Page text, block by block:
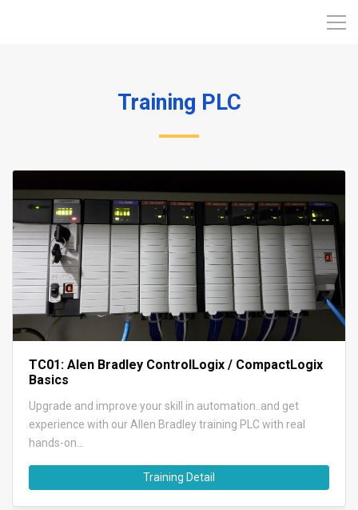
Training PLC
TC01: Alen Bradley ControlLogix / CompactLogix
Basics
Upgrade and improve your skill in automation..and get
experience with our Allen Bradley training PLC with real
hands-on...
Training Detail